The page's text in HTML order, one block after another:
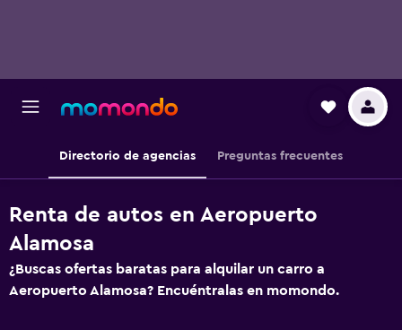
Directorio de agencias Preguntas frecuentes
Renta de autos en Aeropuerto
Alamosa
¿Buscas ofertas baratas para alquilar un carro a
Aeropuerto Alamosa? Encuéntralas en momondo.